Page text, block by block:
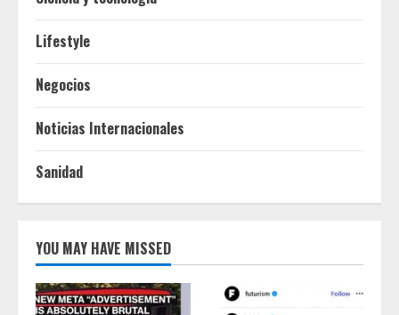
Lifestyle
Negocios
Noticias Internacionales
Sanidad
YOU MAY HAVE MISSED